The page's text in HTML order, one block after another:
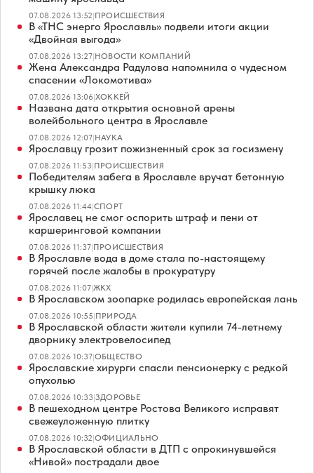
07.08.2026 13:52|ПРОИСШЕСТВИЯ
В «ТНС энерго Ярославль» подвели итоги акции
«Двойная выгода»
07.08.2026 13:27|НОВОСТИ КОМПАНИЙ
Жена Александра Радулова напомнила о чудесном
спасении «Локомотива»
07.08.2026 13:06|ХОККЕЙ
Названа дата открытия основной арены
волейбольного центра в Ярославле
07.08.2026 12:07|НАУКА
Ярославцу грозит пожизненный срок за госизмену
07.08.2026 11:53|ПРОИСШЕСТВИЯ
Победителям забега в Ярославле вручат бетонную
крышку люка
07.08.2026 11:44|СПОРТ
Ярославец не смог оспорить штраф и пени от
каршеринговой компании
07.08.2026 11:37|ПРОИСШЕСТВИЯ
В Ярославле вода в доме стала по-настоящему
горячей после жалобы в прокуратуру
07.08.2026 11:07|ЖКХ
В Ярославском зоопарке родилась европейская лань
07.08.2026 10:55|ПРИРОДА
В Ярославской области жители купили 74-летнему
дворнику электровелосипед
07.08.2026 10:37|ОБЩЕСТВО
Ярославские хирурги спасли пенсионерку с редкой
опухолью
07.08.2026 10:33|ЗДОРОВЬЕ
В пешеходном центре Ростова Великого исправят
свежеуложенную плитку
07.08.2026 10:32|ОФИЦИАЛЬНО
В Ярославской области в ДТП с опрокинувшейся
«Нивой» пострадали двое